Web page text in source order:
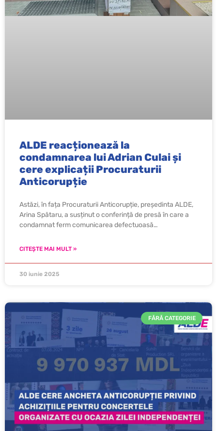
ALDE reacționează la
condamnarea lui Adrian Culai și
cere explicații Procuraturii
Anticorupție
Astăzi, în fața Procuraturii Anticorupție, președinta ALDE,
Arina Spătaru, a susținut o conferință de presă în care a
condamnat ferm comunicarea defectuoasă…
CITEȘTE MAI MULT »
30 iunie 2025
FĂRĂ CATEGORIE